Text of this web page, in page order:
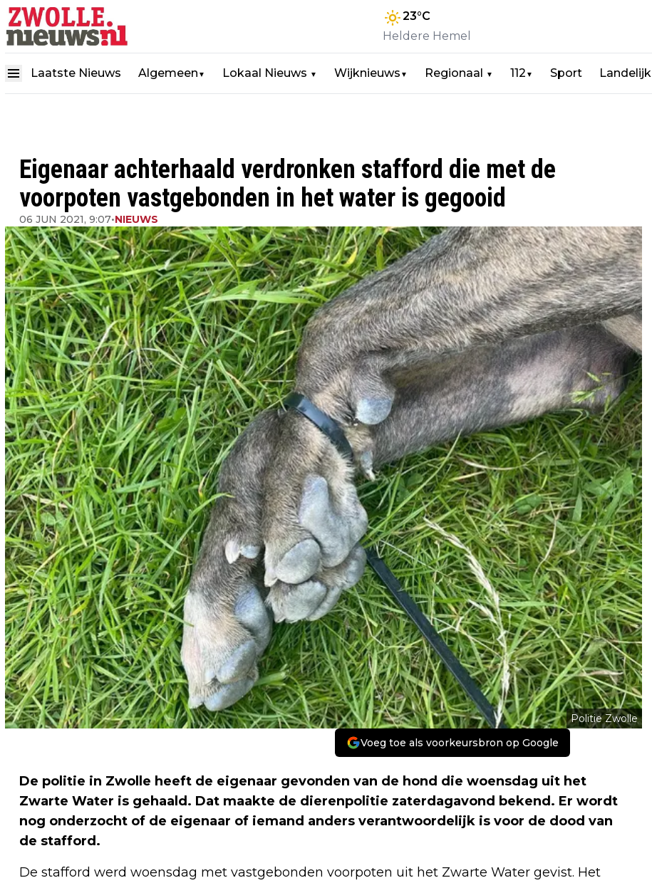
23°C
Heldere Hemel
Laatste Nieuws Algemeen ▼ Lokaal Nieuws ▼ Wijknieuws ▼ Regionaal ▼ 112 ▼ Sport Landelijk
Eigenaar achterhaald verdronken stafford die met de
voorpoten vastgebonden in het water is gegooid
06 JUN 2021, 9:07•NIEUWS
Politie Zwolle
Voeg toe als voorkeursbron op Google
De politie in Zwolle heeft de eigenaar gevonden van de hond die woensdag uit het
Zwarte Water is gehaald. Dat maakte de dierenpolitie zaterdagavond bekend. Er wordt
nog onderzocht of de eigenaar of iemand anders verantwoordelijk is voor de dood van
de stafford.
De stafford werd woensdag met vastgebonden voorpoten uit het Zwarte Water gevist. Het